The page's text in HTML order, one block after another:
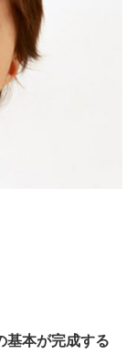
基本が完成する